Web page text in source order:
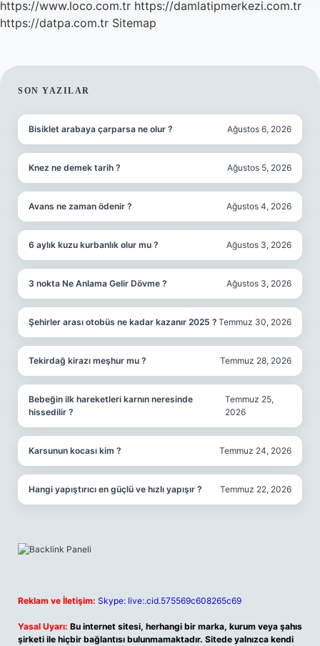
https://www.loco.com.tr https://damlatipmerkezi.com.tr
https://datpa.com.tr Sitemap
SIDEBAR
SON YAZILAR
Bisiklet arabaya çarparsa ne olur ? Ağustos 6, 2026
Knez ne demek tarih ? Ağustos 5, 2026
Avans ne zaman ödenir ? Ağustos 4, 2026
6 aylık kuzu kurbanlık olur mu ? Ağustos 3, 2026
3 nokta Ne Anlama Gelir Dövme ? Ağustos 3, 2026
Şehirler arası otobüs ne kadar kazanır 2025 ? Temmuz 30, 2026
Tekirdağ kirazı meşhur mu ? Temmuz 28, 2026
Bebeğin ilk hareketleri karnın neresinde
hissedilir ?
Temmuz 25,
2026
Karsunun kocası kim ? Temmuz 24, 2026
Hangi yapıştırıcı en güçlü ve hızlı yapışır ? Temmuz 22, 2026
Reklam ve İletişim: Skype: live:.cid.575569c608265c69
Yasal Uyarı: Bu internet sitesi, herhangi bir marka, kurum veya şahıs
şirketi ile hiçbir bağlantısı bulunmamaktadır. Sitede yalnızca kendi